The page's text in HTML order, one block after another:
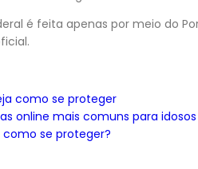
é feita apenas por meio do
como se proteger
online mais comuns para idosos
como se proteger?